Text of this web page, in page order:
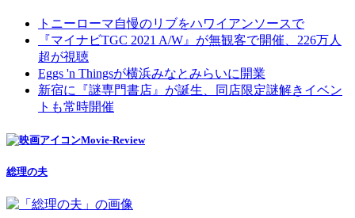
トニーローマ自慢のリブをハワイアンソースで
『マイナビTGC 2021 A/W』が無観客で開催、226万人
超が視聴
Eggs 'n Thingsが横浜みなとみらいに開業
新宿に『謎専門書店』が誕生、同店限定謎解きイベン
トも常時開催
Movie-Review
総理の夫